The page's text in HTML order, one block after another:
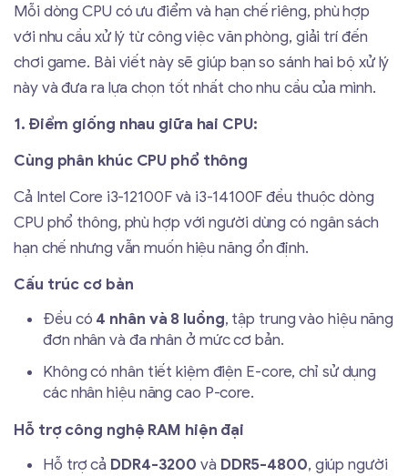
Mỗi dòng CPU có ưu điểm và hạn chế riêng, phù hợp
với nhu cầu xử lý từ công việc văn phòng, giải trí đến
chơi game. Bài viết này sẽ giúp bạn so sánh hai bộ xử lý
này và đưa ra lựa chọn tốt nhất cho nhu cầu của mình.
1. Điểm giống nhau giữa hai CPU:
Cùng phân khúc CPU phổ thông
Cả Intel Core i3-12100F và i3-14100F đều thuộc dòng
CPU phổ thông, phù hợp với người dùng có ngân sách
hạn chế nhưng vẫn muốn hiệu năng ổn định.
Cấu trúc cơ bản
Đều có 4 nhân và 8 luồng, tập trung vào hiệu năng
đơn nhân và đa nhân ở mức cơ bản.
Không có nhân tiết kiệm điện E-core, chỉ sử dụng
các nhân hiệu năng cao P-core.
Hỗ trợ công nghệ RAM hiện đại
Hỗ trợ cả DDR4-3200 và DDR5-4800, giúp người